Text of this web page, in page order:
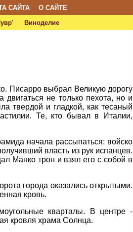
САЙТА
О САЙТЕ
Виноделие
Писарро выбрал Великую дорогу
двигаться не только пехота, но и
твердой и гладкой, как тесаный
Те, кто бывал в Италии,
начала рассыпаться: войско
власть из рук испанцев.
Манко трон и взял его с собой в
города оказались открытыми.
кровь.
кварталы. В центре -
кровля храма Солнца.